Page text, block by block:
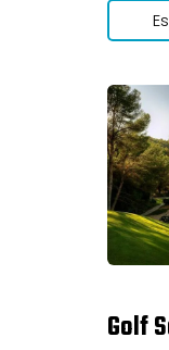
Golf